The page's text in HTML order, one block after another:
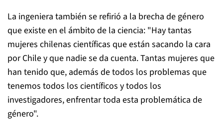
La ingeniera también se refirió a la brecha de género
que existe en el ámbito de la ciencia: "Hay tantas
mujeres chilenas científicas que están sacando la cara
por Chile y que nadie se da cuenta. Tantas mujeres que
han tenido que, además de todos los problemas que
tenemos todos los científicos y todos los
investigadores, enfrentar toda esta problemática de
género".